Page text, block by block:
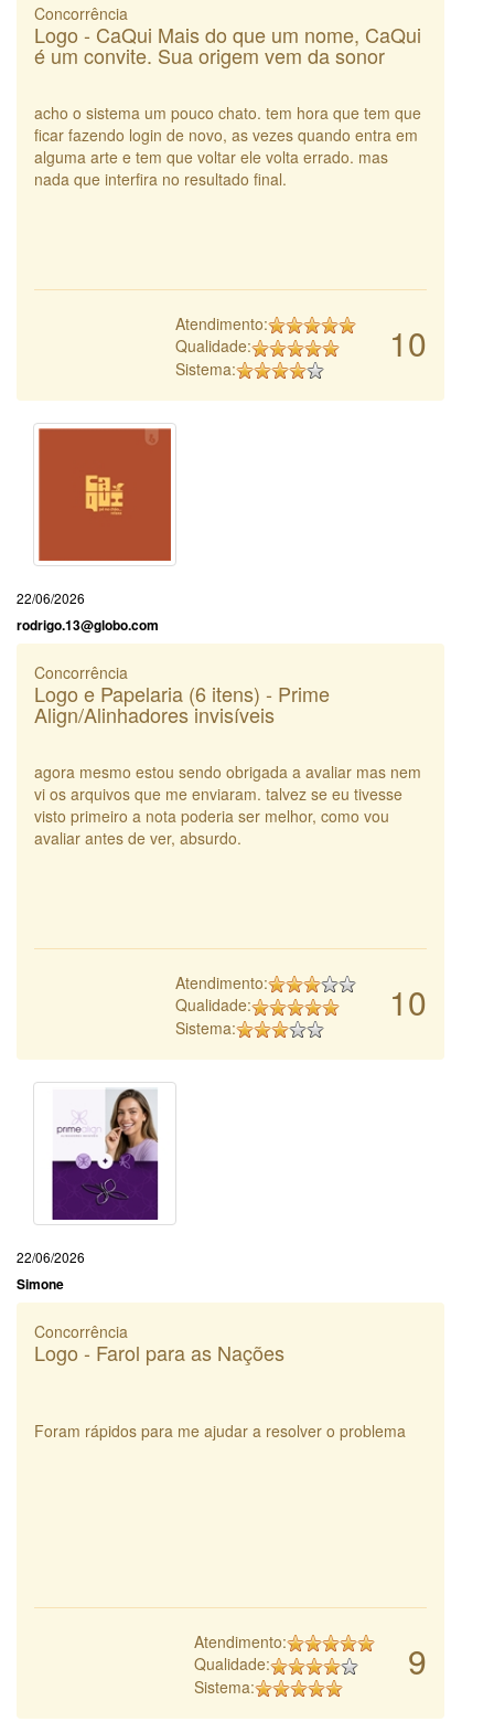
Concorrência
Logo - CaQui Mais do que um nome, CaQui
é um convite. Sua origem vem da sonor
acho o sistema um pouco chato. tem hora que tem que
ficar fazendo login de novo, as vezes quando entra em
alguma arte e tem que voltar ele volta errado. mas
nada que interfira no resultado final.
10
Atendimento:
Qualidade:
Sistema:
22/06/2026
rodrigo.13@globo.com
Concorrência
Logo e Papelaria (6 itens) - Prime
Align/Alinhadores invisíveis
agora mesmo estou sendo obrigada a avaliar mas nem
vi os arquivos que me enviaram. talvez se eu tivesse
visto primeiro a nota poderia ser melhor, como vou
avaliar antes de ver, absurdo.
10
Atendimento:
Qualidade:
Sistema:
22/06/2026
Simone
Concorrência
Logo - Farol para as Nações
Foram rápidos para me ajudar a resolver o problema
9
Atendimento:
Qualidade:
Sistema: